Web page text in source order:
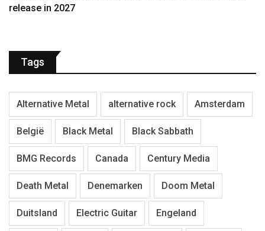
release in 2027
Tags
Alternative Metal alternative rock Amsterdam
België Black Metal Black Sabbath
BMG Records Canada Century Media
Death Metal Denemarken Doom Metal
Duitsland Electric Guitar Engeland